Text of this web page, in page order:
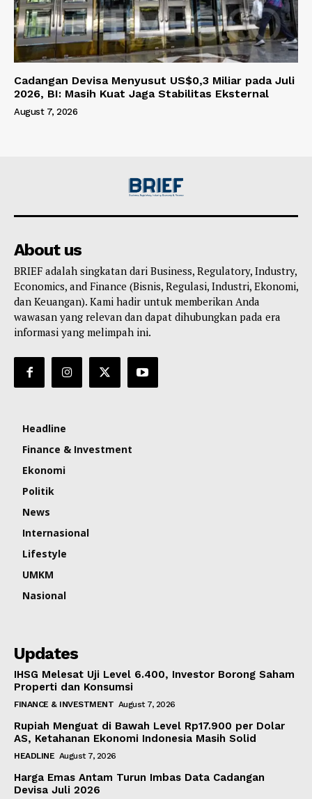
Cadangan Devisa Menyusut US$0,3 Miliar pada Juli
2026, BI: Masih Kuat Jaga Stabilitas Eksternal
August 7, 2026
About us
BRIEF adalah singkatan dari Business, Regulatory, Industry,
Economics, and Finance (Bisnis, Regulasi, Industri, Ekonomi,
dan Keuangan). Kami hadir untuk memberikan Anda
wawasan yang relevan dan dapat dihubungkan pada era
informasi yang melimpah ini.
Headline
Finance & Investment
Ekonomi
Politik
News
Internasional
Lifestyle
UMKM
Nasional
Updates
IHSG Melesat Uji Level 6.400, Investor Borong Saham
Properti dan Konsumsi
FINANCE & INVESTMENT August 7, 2026
Rupiah Menguat di Bawah Level Rp17.900 per Dolar
AS, Ketahanan Ekonomi Indonesia Masih Solid
HEADLINE August 7, 2026
Harga Emas Antam Turun Imbas Data Cadangan
Devisa Juli 2026